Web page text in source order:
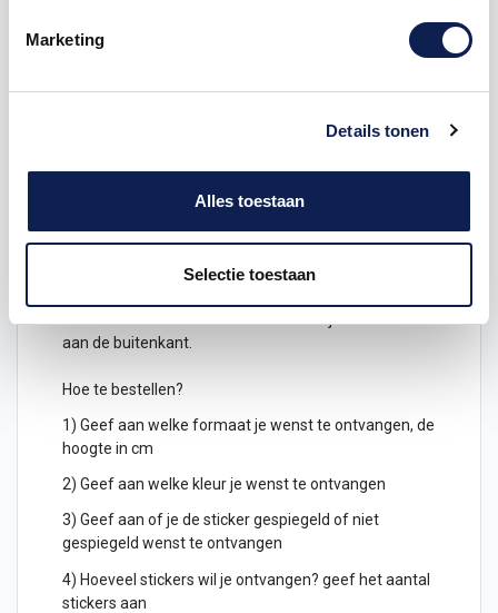
Marketing
Details tonen
Alles toestaan
Selectie toestaan
hoog, hoe hoger de
als op een muur in een woonkamer
Je kunt de letters ook gespiegeld uitgesneden
aan de buitenkant.
Hoe te bestellen?
1) Geef aan welke formaat je wenst te ontvangen, de
hoogte in cm
2) Geef aan welke kleur je wenst te ontvangen
3) Geef aan of je de sticker gespiegeld of niet
gespiegeld wenst te ontvangen
4) Hoeveel stickers wil je ontvangen? geef het aantal
stickers aan